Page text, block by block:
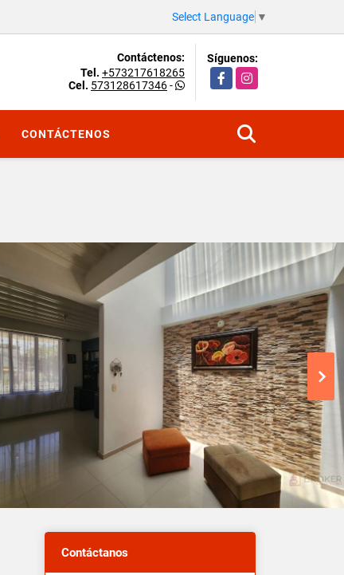
Select Language ▼
Contáctenos:
Tel. +573217618265
Cel. 573128617346-
Síguenos:
FacebookInstagram
CONTÁCTENOS
Contáctanos